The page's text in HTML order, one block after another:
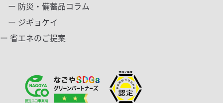
ー 防災・備蓄品コラム
ー ジギョケイ
ー 省エネのご提案